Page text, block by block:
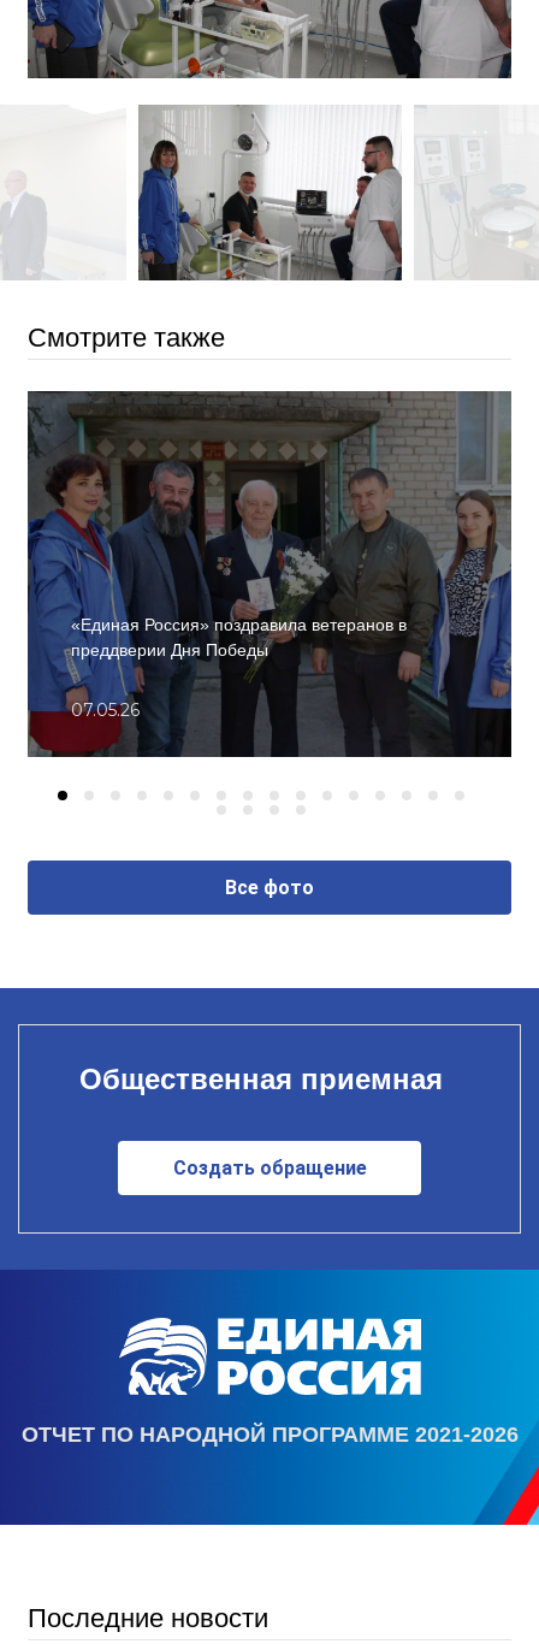
Смотрите также
«Единая Россия» поздравила ветеранов в
преддверии Дня Победы
07.05.26
Все фото
Общественная приемная
Создать обращение
ОТЧЕТ ПО НАРОДНОЙ ПРОГРАММЕ 2021-2026
Последние новости